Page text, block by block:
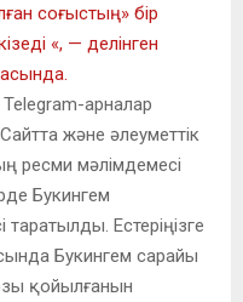
соғыстың» бір
«, — делінген
арналар
және әлеуметтік
ресми мәлімдемесі
Букингем
Естеріңізге
Букингем сарайы
қойылғанын